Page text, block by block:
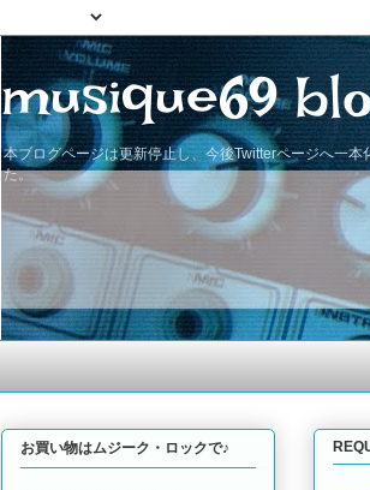
musique69
本ブログページは更新停止し、今後Twitterページへ一
た。
お買い物はムジーク・ロックで♪